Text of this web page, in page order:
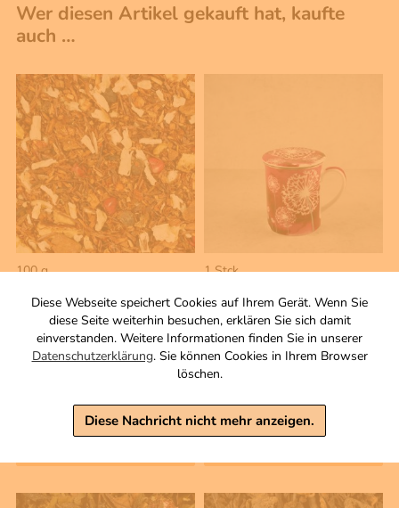
Diese Webseite speichert Cookies auf Ihrem Gerät. Wenn Sie
diese Seite weiterhin besuchen, erklären Sie sich damit
einverstanden. Weitere Informationen finden Sie in unserer
Datenschutzerklärung. Sie können Cookies in Ihrem Browser
löschen.
Diese Nachricht nicht mehr anzeigen.
Wer diesen Artikel gekauft hat, kaufte
auch …
100 g
Aromatisierter Rooibusch
Tee-/Gewürzmischung
Zutaten
inkl. MwSt, zzgl. Versand
Grundpreis 1 KG: 59,00 €
1 Stck
weinrot
für 300 ml
10,90 €